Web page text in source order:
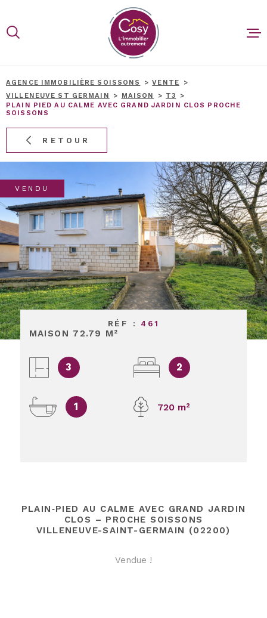
la
menu
contenu
BIENS
BLOG
CONTACT
AGENCE IMMOBILIÈRE SOISSONS
VENTE
VILLENEUVE ST GERMAIN
MAISON
T3
PLAIN PIED AU CALME AVEC GRAND JARDIN CLOS PROCHE
SOISSONS
RETOUR
VENDU
RÉF : 461
MAISON 72.79 M²
3 2
1 720 m²
PLAIN‑PIED AU CALME AVEC GRAND JARDIN
CLOS – PROCHE SOISSONS
VILLENEUVE-SAINT-GERMAIN (02200)
Vendue !